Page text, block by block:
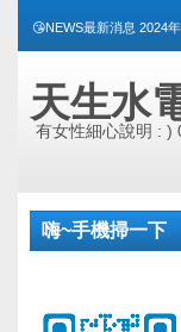
😘NEWS最新消息 2024
天生水
有女性細心說明 : )
嗨~手機掃一下